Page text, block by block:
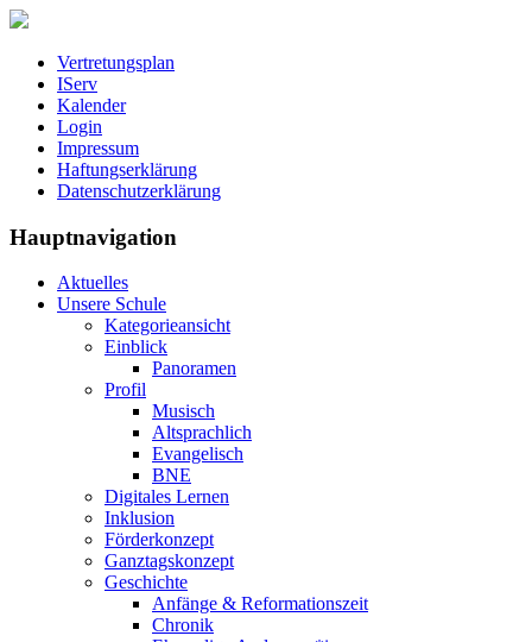
Vertretungsplan
IServ
Kalender
Login
Impressum
Haftungserklärung
Datenschutzerklärung
Hauptnavigation
Aktuelles
Unsere Schule
Kategorieansicht
Einblick
Panoramen
Profil
Musisch
Altsprachlich
Evangelisch
BNE
Digitales Lernen
Inklusion
Förderkonzept
Ganztagskonzept
Geschichte
Anfänge & Reformationszeit
Chronik